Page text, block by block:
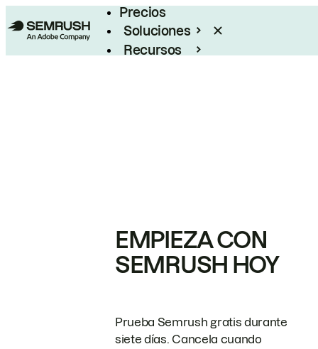
Precios
Soluciones
Recursos
EMPIEZA CON
SEMRUSH HOY
Prueba Semrush gratis durante
siete días. Cancela cuando